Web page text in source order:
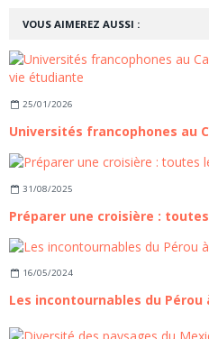
VOUS AIMEREZ AUSSI :
25/01/2026
31/08/2025
16/05/2024
Les incontournables du Pérou